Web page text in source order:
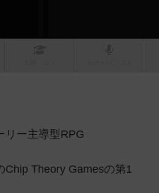
リー主導型RPG
Chip Theory Gamesの第1